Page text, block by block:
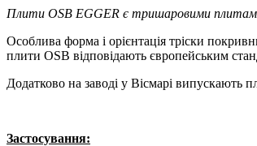
Плити OSB EGGER є тришаровими плитами
Особлива форма і орієнтація тріски
плити OSB відповідають європейським
Додатково на заводі у Вісмарі випускають
Застосування: